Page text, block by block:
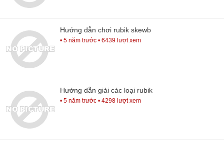
Hướng dẫn chơi rubik skewb
• 5 năm trước • 6439 lượt xem
Hướng dẫn giải các loại rubik
• 5 năm trước • 4298 lượt xem